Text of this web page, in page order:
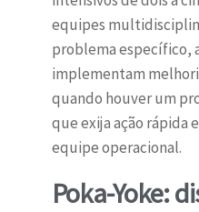
equipes
problema específico,
implementam
quando houver um
que exija ação rápida
equipe operacional.
Poka-Yoke: